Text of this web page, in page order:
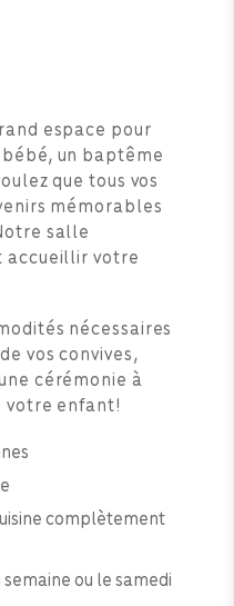
espace pour
un baptême
que tous vos
mémorables
salle
votre
nécessaires
vos convives,
cérémonie à
votre enfant!
complètement
ou le samedi